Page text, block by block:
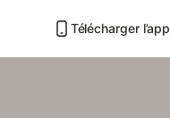
Télécharger l’app